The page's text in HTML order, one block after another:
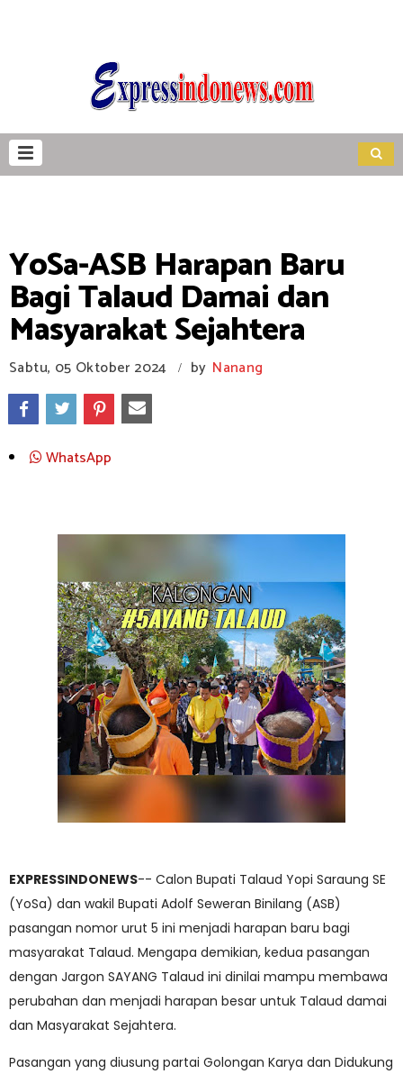
YoSa-ASB Harapan Baru
Bagi Talaud Damai dan
Masyarakat Sejahtera
Sabtu, 05 Oktober 2024 / by Nanang
WhatsApp
EXPRESSINDONEWS-- Calon Bupati Talaud Yopi Saraung SE
(YoSa) dan wakil Bupati Adolf Seweran Binilang (ASB)
pasangan nomor urut 5 ini menjadi harapan baru bagi
masyarakat Talaud. Mengapa demikian, kedua pasangan
dengan Jargon SAYANG Talaud ini dinilai mampu membawa
perubahan dan menjadi harapan besar untuk Talaud damai
dan Masyarakat Sejahtera.
Pasangan yang diusung partai Golongan Karya dan Didukung